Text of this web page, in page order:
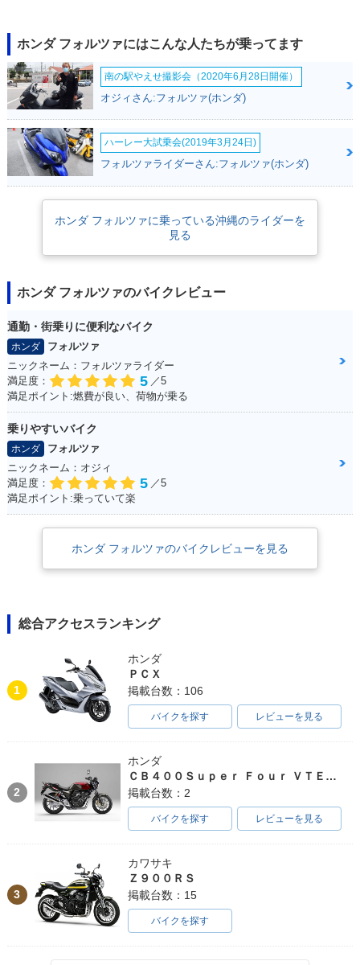
2000年 FORZA・カ
ラーチェンジ
2000年 FORZA・新
登場
JAZZ250
ホンダ フォルツァにはこんな人たちが乗ってます
南の駅やえせ撮影会（2020年6月28日開催）
オジィさん:フォルツァ(ホンダ)
ハーレー大試乗会(2019年3月24日)
フォルツァライダーさん:フォルツァ(ホンダ)
ホンダ フォルツァに乗っている沖縄のライダーを
見る
ホンダ フォルツァのバイクレビュー
通勤・街乗りに便利なバイク
ホンダ
フォルツァ
ニックネーム：フォルツァライダー
満足度：
5 ／5
満足ポイント:燃費が良い、荷物が乗る
乗りやすいバイク
ホンダ
フォルツァ
ニックネーム：オジィ
満足度：
5 ／5
満足ポイント:乗っていて楽
ホンダ フォルツァのバイクレビューを見る
総合アクセスランキング
1
ホンダ
ＰＣＸ
掲載台数：106
バイクを探す レビューを見る
2
ホンダ
ＣＢ４００Ｓｕｐｅｒ Ｆｏｕｒ ＶＴＥＣ ＳＰＥＣ３
掲載台数：2
バイクを探す レビューを見る
3
カワサキ
Ｚ９００ＲＳ
掲載台数：15
バイクを探す